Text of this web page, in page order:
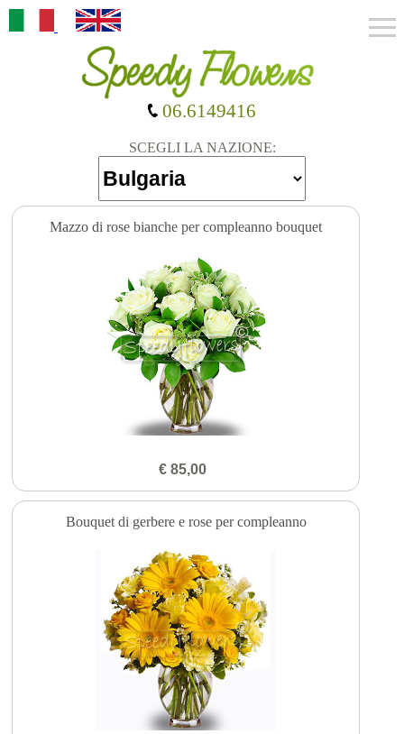
SCEGLI LA NAZIONE:
06.6149416
Mazzo di rose bianche per compleanno bouquet
€ 85,00
Bouquet di gerbere e rose per compleanno